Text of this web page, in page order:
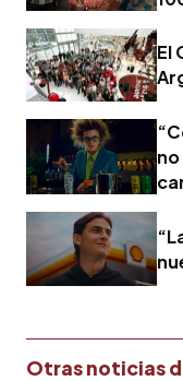
El
Otras noticias